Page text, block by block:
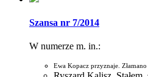
Szansa nr 7/2014
W numerze m. in.:
Ewa Kopacz przyznaje. Złamano